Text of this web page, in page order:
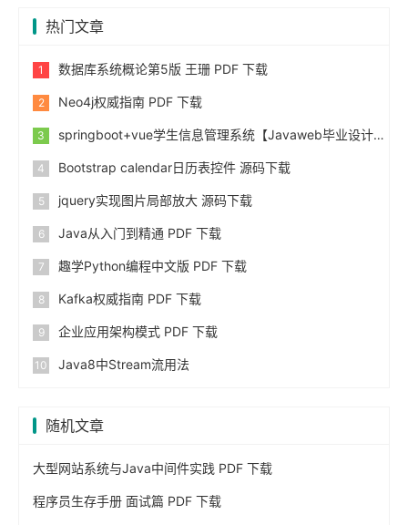
热门文章
数据库系统概论第5版 王珊 PDF 下载
Neo4j权威指南 PDF 下载
springboot+vue学生信息管理系统【Javaweb毕业设计】
Bootstrap calendar日历表控件 源码下载
jquery实现图片局部放大 源码下载
Java从入门到精通 PDF 下载
趣学Python编程中文版 PDF 下载
Kafka权威指南 PDF 下载
企业应用架构模式 PDF 下载
Java8中Stream流用法
随机文章
大型网站系统与Java中间件实践 PDF 下载
程序员生存手册 面试篇 PDF 下载